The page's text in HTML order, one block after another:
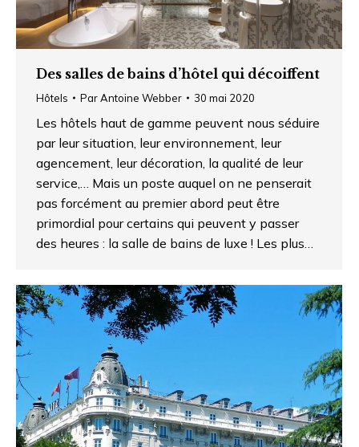
Des salles de bains d’hôtel qui décoiffent
Hôtels ParAntoine Webber 30 mai 2020
Les hôtels haut de gamme peuvent nous séduire
par leur situation, leur environnement, leur
agencement, leur décoration, la qualité de leur
service,… Mais un poste auquel on ne penserait
pas forcément au premier abord peut être
primordial pour certains qui peuvent y passer
des heures : la salle de bains de luxe ! Les plus…